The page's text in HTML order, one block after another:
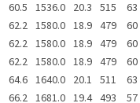
60.5 1536.0 20.3 515
63
62.2 1580.0 18.9 479
60
62.2 1580.0 18.9 479
60
62.2 1580.0 18.9 479
60
64.6 1640.0 20.1 511
63
66.2 1681.0 19.4 493 57